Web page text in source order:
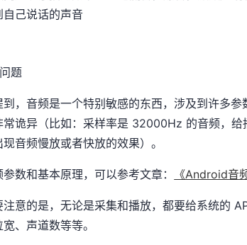
自己说话的声音
题
到，音频是一个特别敏感的东西，涉及到许多
常诡异（比如：采样率是 32000Hz 的音频，
音频慢放或者快放的效果）。
数和基本原理，可以参考文章： 《Android音
意的是，无论是采集和播放，都要给系统的
、声道数等等。